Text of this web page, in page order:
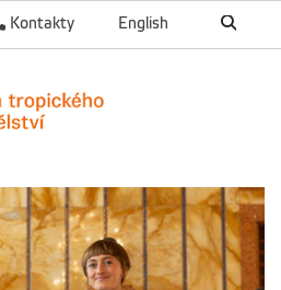
English
Kontakty